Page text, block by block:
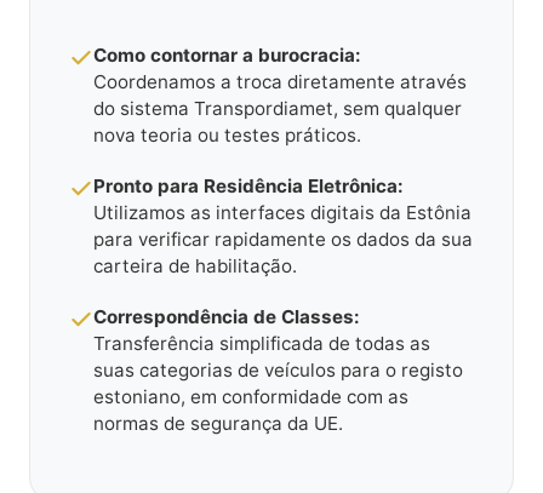
Como contornar a burocracia:
Coordenamos a troca diretamente através
do sistema Transpordiamet, sem qualquer
nova teoria ou testes práticos.
Pronto para Residência Eletrônica:
Utilizamos as interfaces digitais da Estônia
para verificar rapidamente os dados da sua
carteira de habilitação.
Correspondência de Classes:
Transferência simplificada de todas as
suas categorias de veículos para o registo
estoniano, em conformidade com as
normas de segurança da UE.